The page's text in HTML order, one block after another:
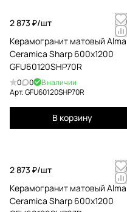
2 873 ₽/шт
Керамогранит матовый Alma
Ceramica Sharp 600x1200
GFU60120SHP70R
0 0
В наличии
Арт.GFU60120SHP70R
В корзину
2 873 ₽/шт
Керамогранит матовый Alma
Ceramica Sharp 600x1200